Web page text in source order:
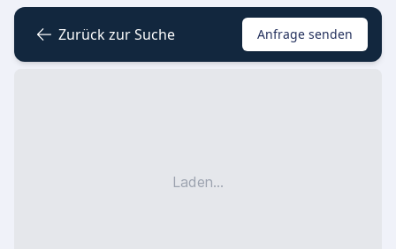
Zurück zur Suche Anfrage senden
Laden...